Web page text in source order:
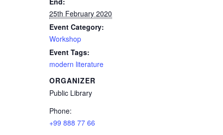
25th February 2020
Event Category:
Workshop
Event Tags:
modern literature
ORGANIZER
Public Library
Phone:
+99 888 77 66